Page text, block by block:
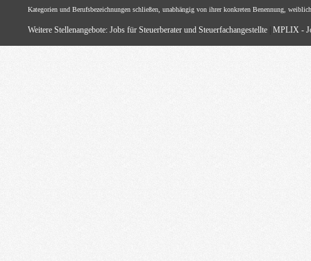
Kategorien und Berufsbezeichnungen schließen, unabhängig von ihrer konkreten Benennung,
Weitere Stellenangebote: Jobs für Steuerberater und Steuerfachangestellte MPLIX -